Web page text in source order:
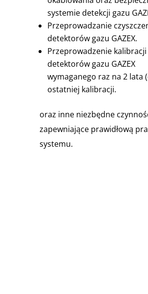
systemie detekcji gazu
Przeprowadzanie
detektorów gazu GAZEX.
Przeprowadzenie kalibracji
detektorów gazu GAZEX
wymaganego raz na 2 lata
ostatniej kalibracji.
oraz inne niezbędne
zapewniające prawidłową
systemu.